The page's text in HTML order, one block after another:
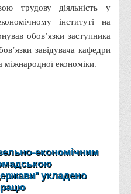
результатів навчання
трудову діяльність у
інституті на
обов’язки заступника
завідувача кафедри
міжнародної економіки.
економічним
укладено